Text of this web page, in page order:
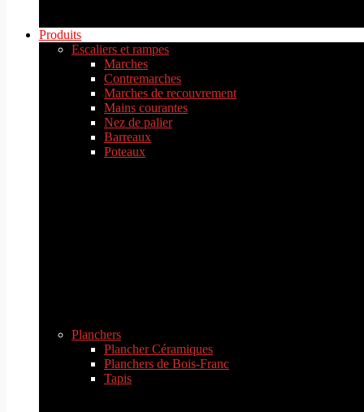
Produits
Escaliers et rampes
Marches
Contremarches
Marches de recouvrement
Mains courantes
Nez de palier
Barreaux
Poteaux
Planchers
Plancher Céramiques
Planchers de Bois-Franc
Tapis